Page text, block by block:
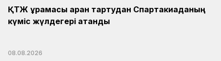
ҚТЖ құрамасы арқан тартудан Спартакиаданың
күміс жүлдегері атанды
08.08.2026